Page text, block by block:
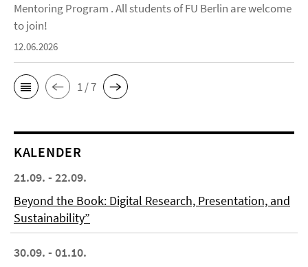
Mentoring Program . All students of FU Berlin are welcome
to join!
12.06.2026
1 / 7
KALENDER
21.09. - 22.09.
Beyond the Book: Digital Research, Presentation, and
Sustainability”
30.09. - 01.10.